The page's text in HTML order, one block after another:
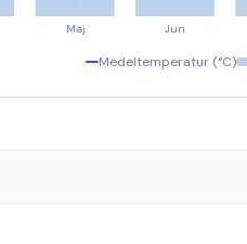
Maj Jun
Medeltemperatur (°C)